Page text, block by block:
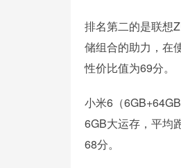
排名第二的是联想
储组合的助力，在
性价比值为69分。
小米6（
6GB大运存，平均
68分。